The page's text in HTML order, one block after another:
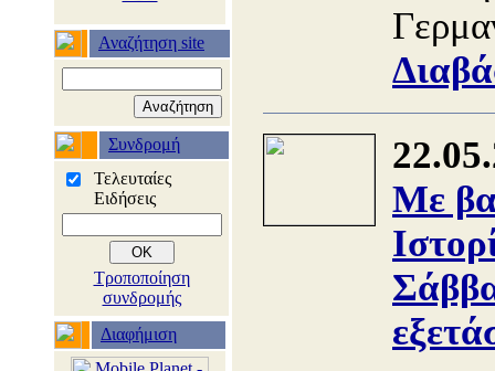
Αναζήτηση site
Συνδρομή
Τελευταίες
Ειδήσεις
Τροποποίηση
συνδρομής
Διαφήμιση
Με